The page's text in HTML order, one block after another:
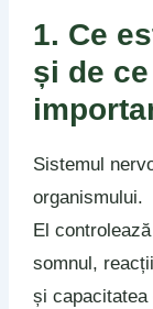
1. Ce
și de
Sistemul
organismului.
El
somnul,
și capacitatea